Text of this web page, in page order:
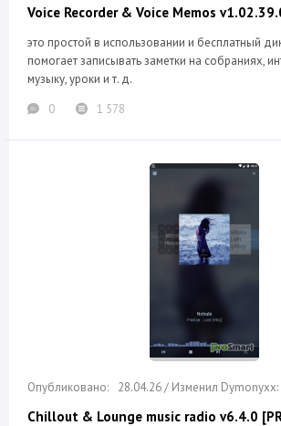
Voice Recorder & Voice Memos
это простой в использовании и бесплатный
помогает записывать заметки на собраниях,
музыку, уроки и т. д.
0
1 578
28.04.26 / Изменил
Chillout & Lounge music radio v6.4.0